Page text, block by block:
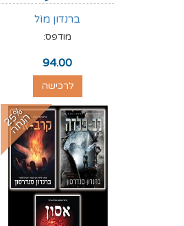
ברנדון מוֹל
מודפס:
94.00
לרכישה
2
5
%
ה
נ
ח
ה